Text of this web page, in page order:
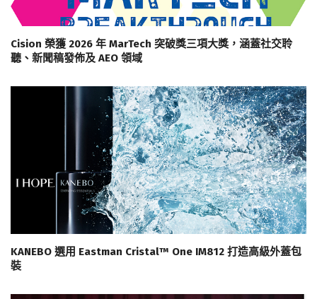
Cision 榮獲 2026 年 MarTech 突破獎三項大獎，涵蓋社交聆
聽、新聞稿發佈及 AEO 領域
KANEBO 選用 Eastman Cristal™ One IM812 打造高級外蓋包
裝